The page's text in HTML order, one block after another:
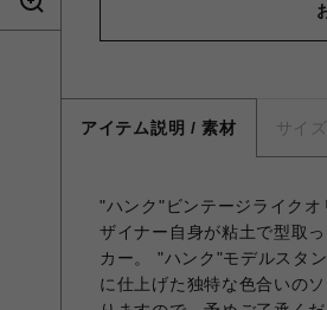
アイテム説明 / 素材 サイズ
"ハンク"ビンテージライク
ザイナー自身が粘土で型取
カー。 "ハンク"モデルスタ
に仕上げた独特な色合いの